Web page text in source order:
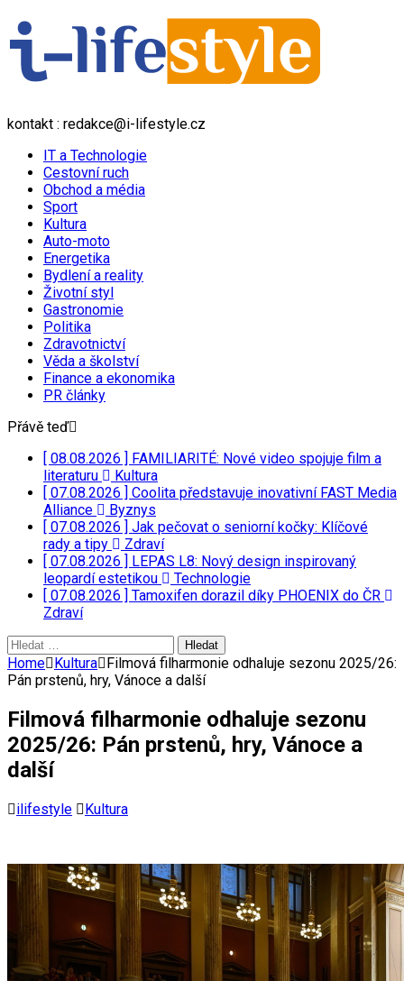
kontakt : redakce@i-lifestyle.cz
IT a Technologie
Cestovní ruch
Obchod a média
Sport
Kultura
Auto-moto
Energetika
Bydlení a reality
Životní styl
Gastronomie
Politika
Zdravotnictví
Věda a školství
Finance a ekonomika
PR články
Přávě teď
[ 08.08.2026 ] FAMILIARITÉ: Nové video spojuje film a
literaturu
Kultura
[ 07.08.2026 ] Coolita představuje inovativní FAST Media
Alliance
Byznys
[ 07.08.2026 ] Jak pečovat o seniorní kočky: Klíčové
rady a tipy
Zdraví
[ 07.08.2026 ] LEPAS L8: Nový design inspirovaný
leopardí estetikou
Technologie
[ 07.08.2026 ] Tamoxifen dorazil díky PHOENIX do ČR
Zdraví
Vyhledávání
Home Kultura Filmová filharmonie odhaluje sezonu 2025/26:
Pán prstenů, hry, Vánoce a další
Filmová filharmonie odhaluje sezonu
2025/26: Pán prstenů, hry, Vánoce a
další
ilifestyle Kultura